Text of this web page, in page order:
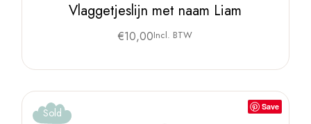
Vlaggetjeslijn met naam Liam
€10,00Incl. BTW
Save
Sold